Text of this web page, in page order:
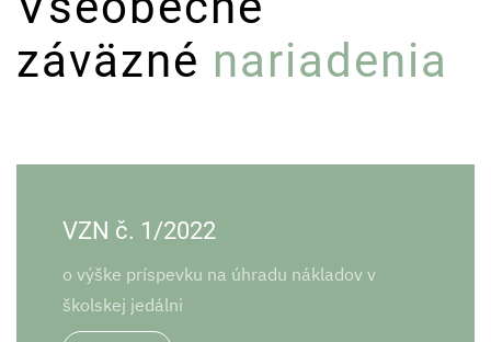
záväzné nariadenia
VZN č. 1/2022
o výške príspevku na úhradu nákladov v
školskej jedálni